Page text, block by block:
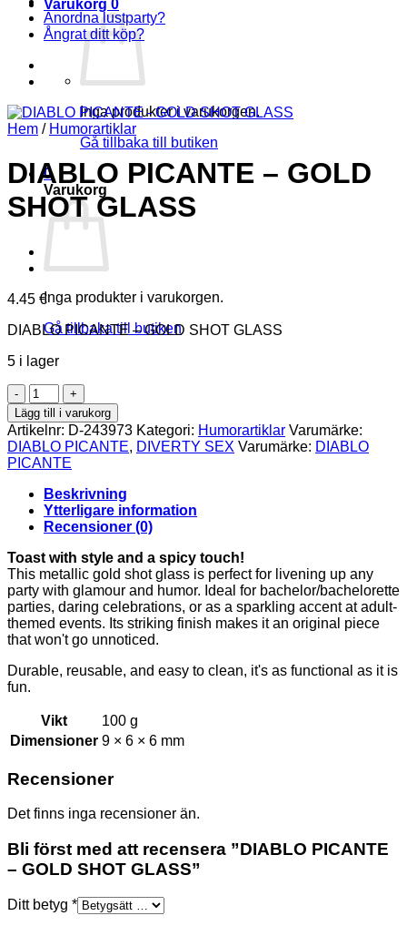
Varukorg 0
Inga produkter i varukorgen.
Gå tillbaka till butiken
0
Varukorg
Inga produkter i varukorgen.
Gå tillbaka till butiken
Anordna lustparty?
Ångrat ditt köp?
Hem / Humorartiklar
DIABLO PICANTE – GOLD
SHOT GLASS
4.45 €
DIABLO PICANTE – GOLD SHOT GLASS
5 i lager
DIABLO
PICANTE
-
GOLD
SHOT
GLASS
mängd
Lägg till i varukorg
Artikelnr: D-243973 Kategori: Humorartiklar Varumärke:
DIABLO PICANTE, DIVERTY SEX Varumärke: DIABLO
PICANTE
Beskrivning
Ytterligare information
Recensioner (0)
Toast with style and a spicy touch!
This metallic gold shot glass is perfect for livening up any
party with glamour and humor. Ideal for bachelor/bachelorette
parties, daring celebrations, or as a sparkling accent at adult-
themed events. Its striking finish makes it an original piece
that won't go unnoticed.
Durable, reusable, and easy to clean, it's as functional as it is
fun.
Vikt
100 g
Dimensioner 9 × 6 × 6 mm
Recensioner
Det finns inga recensioner än.
Bli först med att recensera ”DIABLO PICANTE
– GOLD SHOT GLASS”
Ditt betyg *